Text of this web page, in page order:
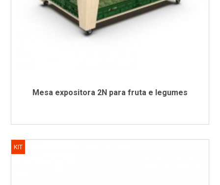
Mesa expositora 2N para fruta e legumes
KIT